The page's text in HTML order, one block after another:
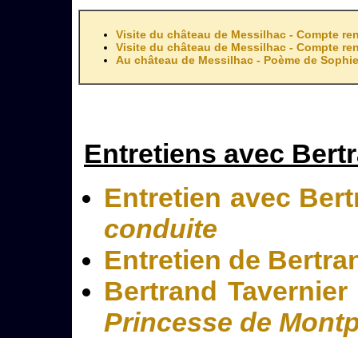
Visite du château de Messilhac - Compte
Visite du château de Messilhac - Compte
Au château de Messilhac - Poème de
Entretiens avec
Entretien avec
conduite
Entretien de
Bertrand
Princesse de